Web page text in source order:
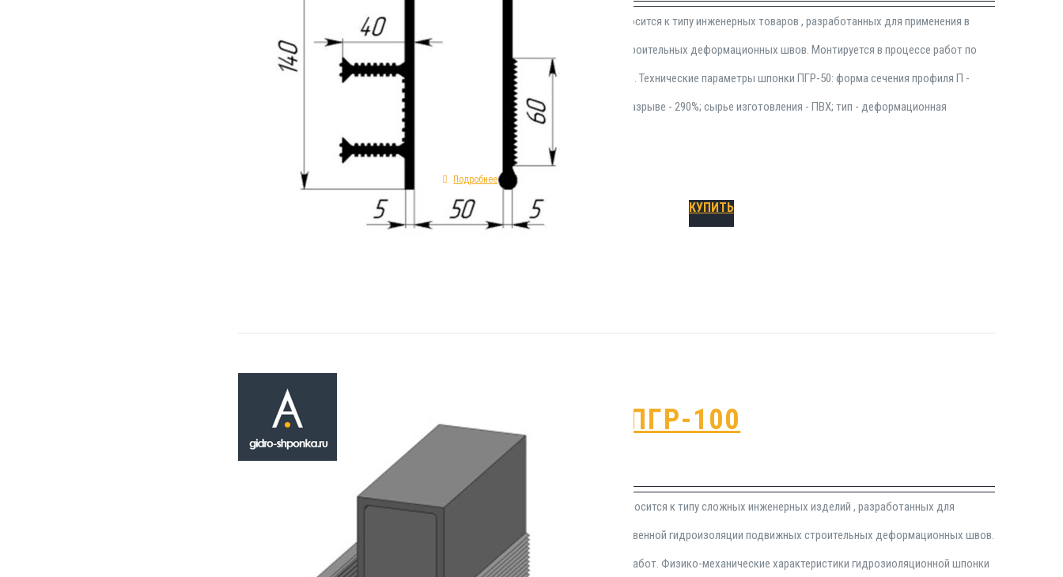
Герметизационная шпонка ПГР-50 относится к типу инженерных товаров , разработанных для применения в
области устройства гидроизоляции строительных деформационных швов. Монтируется в процессе работ по
возведению опалубочных конструкций. Технические параметры шпонки ПГР-50: форма сечения профиля П -
образная; предельное удлинение при разрыве - 290%; сырье изготовления - ПВХ; тип - деформационная
защитная специальная.
Подробнее
КУПИТЬ
Гидрошпонка ПГР-100
1,250.00
Герметизационная шпонка ПГР-100 относится к типу сложных инженерных изделий , разработанных для
применения в сфере устройства качественной гидроизоляции подвижных строительных деформационных швов.
Монтируется в процессе монолитных работ. Физико-механические характеристики гидрозиоляционной шпонки